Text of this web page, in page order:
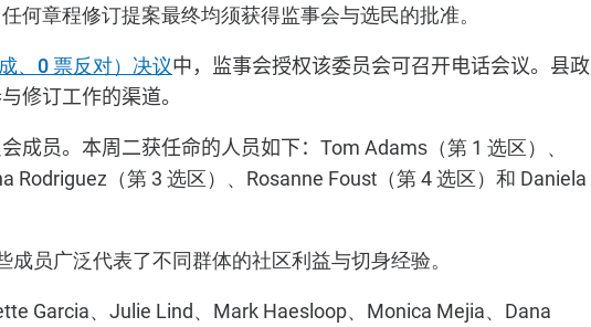
何章程修订提案最终均须获得监事会与选民的批准。
、0 票反对）决议中，监事会授权该委员会可召开电话会议。县政
修订工作的渠道。
成员。本周二获任命的人员如下： Tom Adams（第 1 选区）、
Rodriguez（第 3 选区）、Rosanne Foust（第 4 选区）和 Daniela
成员广泛代表了不同群体的社区利益与切身经验。
Garcia、Julie Lind、Mark Haesloop、Monica Mejia、Dana